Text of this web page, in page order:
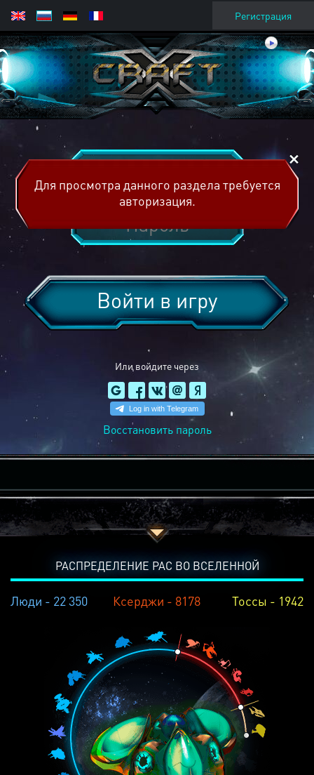
Регистрация
Или войдите через
Войти в игру
Восстановить пароль
Для просмотра данного раздела требуется
авторизация.
РАСПРЕДЕЛЕНИЕ РАС ВО ВСЕЛЕННОЙ
Люди - 22 350 Ксерджи - 8178 Тоссы - 1942